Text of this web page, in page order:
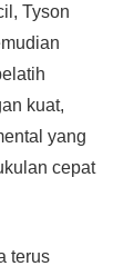
Tyson
kuat,
yang
cepat
terus